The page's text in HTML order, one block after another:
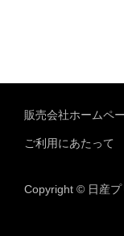
販売会社ホームペ
ご利用にあたって
Copyright © 日産プ